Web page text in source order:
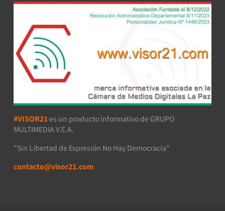
#VISOR21 es un producto informativo de GRUPO
MULTIMEDIA V.E.A.
"Sin Libertad de Expresión No Hay Democracia"
contacto@visor21.com